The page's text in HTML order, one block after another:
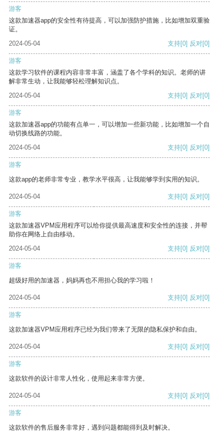
游客
这款加速器app的安全性有待提高，可以加强防护措施，比如增加双重验
证。
2024-05-04
支持[0] 反对[0]
游客
这款学习软件的课程内容非常丰富，涵盖了各个学科的知识。老师的讲
解非常生动，让我能够轻松理解知识点。
2024-05-04
支持[0] 反对[0]
游客
这款加速器app的功能有点单一，可以增加一些新功能，比如增加一个自
动切换线路的功能。
2024-05-04
支持[0] 反对[0]
游客
这款app的老师非常专业，教学水平很高，让我能够学到实用的知识。
2024-05-04 支持[0] 反对[0]
游客
这款加速器VPM应用程序可以给你提供最高速度和安全性的连接，并帮
助你在网络上自由移动。
2024-05-04
支持[0] 反对[0]
游客
超级好用的加速器，妈妈再也不用担心我的学习啦！
2024-05-04 支持[0] 反对[0]
游客
这款加速器VPM应用程序已经为我们带来了无限的隐私保护和自由。
2024-05-04 支持[0] 反对[0]
游客
这款软件的设计非常人性化，使用起来非常方便。
2024-05-04 支持[0] 反对[0]
游客
这款软件的售后服务非常好，遇到问题都能得到及时解决。